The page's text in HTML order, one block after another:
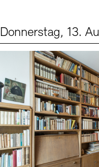
Donnerstag, 13.